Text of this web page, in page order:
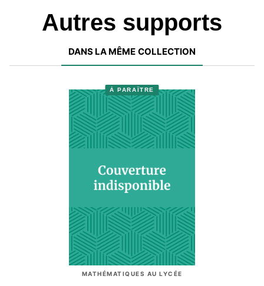
Autres supports
DANS LA MÊME COLLECTION
À PARAÎTRE
MATHÉMATIQUES AU LYCÉE